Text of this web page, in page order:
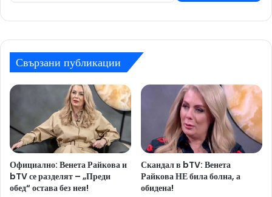
Свързани публикации
Официално: Венета Райкова и
bTV се разделят – „Преди
обед“ остава без нея!
Скандал в bTV: Венета
Райкова НЕ била болна, а
обидена!